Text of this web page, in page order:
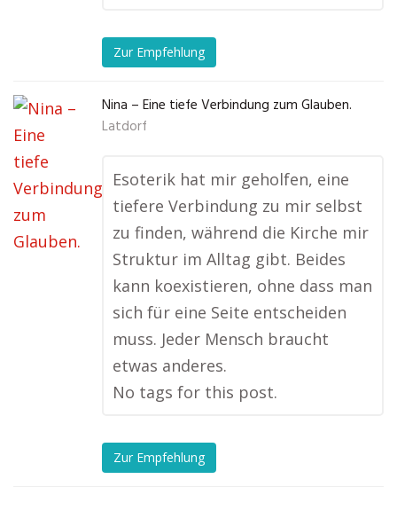
Zur Empfehlung
Nina – Eine tiefe Verbindung zum Glauben.
Latdorf
Esoterik hat mir geholfen, eine
tiefere Verbindung zu mir selbst
zu finden, während die Kirche mir
Struktur im Alltag gibt. Beides
kann koexistieren, ohne dass man
sich für eine Seite entscheiden
muss. Jeder Mensch braucht
etwas anderes.
No tags for this post.
Zur Empfehlung